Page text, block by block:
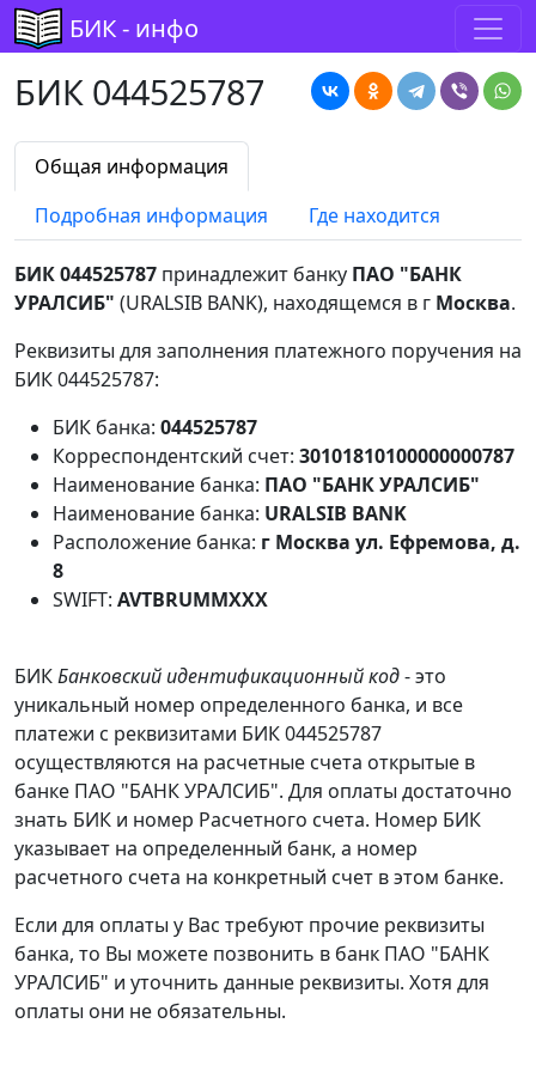
БИК - инфо
БИК 044525787
Общая информация
Подробная информация
Где находится
БИК 044525787 принадлежит банку ПАО "БАНК
УРАЛСИБ" (URALSIB BANK), находящемся в г Москва.
Реквизиты для заполнения платежного поручения на
БИК 044525787:
БИК банка: 044525787
Корреспондентский счет: 30101810100000000787
Наименование банка: ПАО "БАНК УРАЛСИБ"
Наименование банка: URALSIB BANK
Расположение банка: г Москва ул. Ефремова, д.
8
SWIFT: AVTBRUMMXXX
БИКБанковский идентификационный код- это
уникальный номер определенного банка, и все
платежи с реквизитами БИК 044525787
осуществляются на расчетные счета открытые в
банке ПАО "БАНК УРАЛСИБ". Для оплаты достаточно
знать БИК и номер Расчетного счета. Номер БИК
указывает на определенный банк, а номер
расчетного счета на конкретный счет в этом банке.
Если для оплаты у Вас требуют прочие реквизиты
банка, то Вы можете позвонить в банк ПАО "БАНК
УРАЛСИБ" и уточнить данные реквизиты. Хотя для
оплаты они не обязательны.